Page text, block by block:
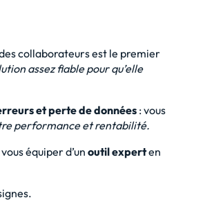
collaborateurs est le premier
assez fiable pour qu’elle
et perte de données : vous
performance et rentabilité.
équiper d’unoutil experten